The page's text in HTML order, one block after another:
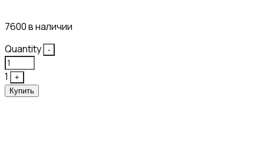
7600 в наличии
Quantity
-
1
+
Купить